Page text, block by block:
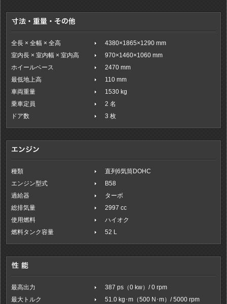
全長 × 全幅 × 全高
4380×1865×1290 mm
室内長 × 室内幅 × 室内高
970×1460×1060 mm
ホイールベース
2470 mm
最低地上高
110 mm
車両重量
1530 kg
乗車定員
2 名
ドア数
3 枚
最高出力
387 ps（0 kw）/ 0 rpm
最大トルク
51.0 kg･m（500 N･m）/ 5000 rpm
種類
直列6気筒DOHC
エンジン型式
B58
過給器
ターボ
総排気量
2997 cc
使用燃料
ハイオク
燃料タンク容量
52 L